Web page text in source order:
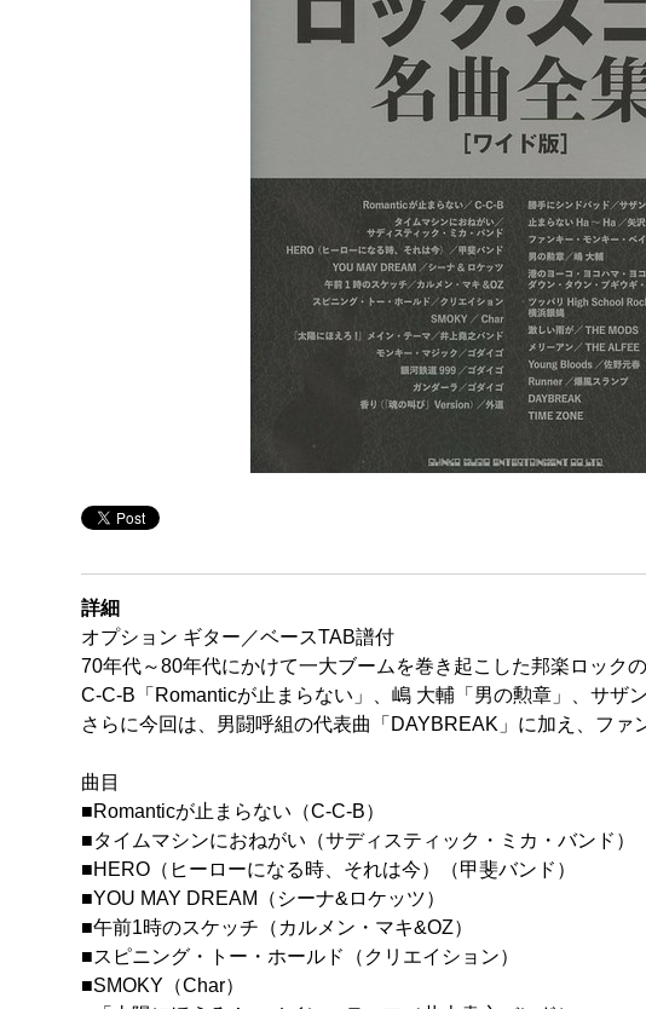
詳細
オプション ギター／ベースTAB譜付
70年代～80年代にかけて一大ブームを巻き起こした邦楽ロック
C-C-B「Romanticが止まらない」、嶋 大輔「男の勲章」、サザ
さらに今回は、男闘呼組の代表曲「DAYBREAK」に加え、フ
曲目
■Romanticが止まらない（C-C-B）
■タイムマシンにおねがい（サディスティック・ミカ・バンド）
■HERO（ヒーローになる時、それは今）（甲斐バンド）
■YOU MAY DREAM（シーナ&ロケッツ）
■午前1時のスケッチ（カルメン・マキ&OZ）
■スピニング・トー・ホールド（クリエイション）
■SMOKY（Char）